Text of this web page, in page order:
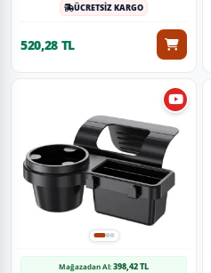
ÜCRETSİZ KARGO
520,28 TL
Mağazadan Al:398,42 TL